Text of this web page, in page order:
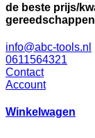
de beste prijs/
gereedschappen
info@abc-tools.nl
0611564321
Contact
Account
Winkelwagen